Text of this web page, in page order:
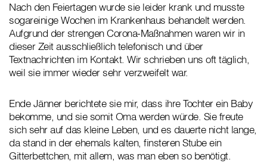
Nach den Feiertagen wurde sie leider krank und musste
sogareinige Wochen im Krankenhaus behandelt werden.
Aufgrund der strengen Corona-Maßnahmen waren wir in
dieser Zeit ausschließlich telefonisch und über
Textnachrichten im Kontakt. Wir schrieben uns oft täglich,
weil sie immer wieder sehr verzweifelt war.
Ende Jänner berichtete sie mir, dass ihre Tochter ein Baby
bekomme, und sie somit Oma werden würde. Sie freute
sich sehr auf das kleine Leben, und es dauerte nicht lange,
da stand in der ehemals kalten, finsteren Stube ein
Gitterbettchen, mit allem, was man eben so benötigt.